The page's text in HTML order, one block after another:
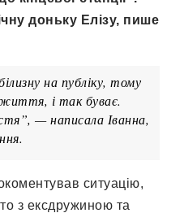
доньку Елізу, пише
на публіку, тому
і так буває.
— написала Іванна,
ситуацію,
з ексдружиною та